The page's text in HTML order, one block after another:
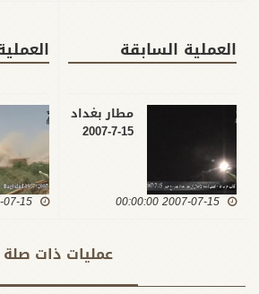
العملية السابقة
مطار بغداد
15-7-2007
2007-07-15 00:00:00
00:00:00
عمليات ذات صلة